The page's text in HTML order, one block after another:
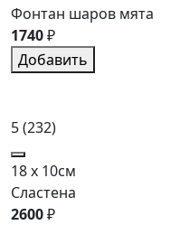
Фонтан шаров мята
1740₽
Добавить
5(232)
18 x 10см
Сластена
2600₽